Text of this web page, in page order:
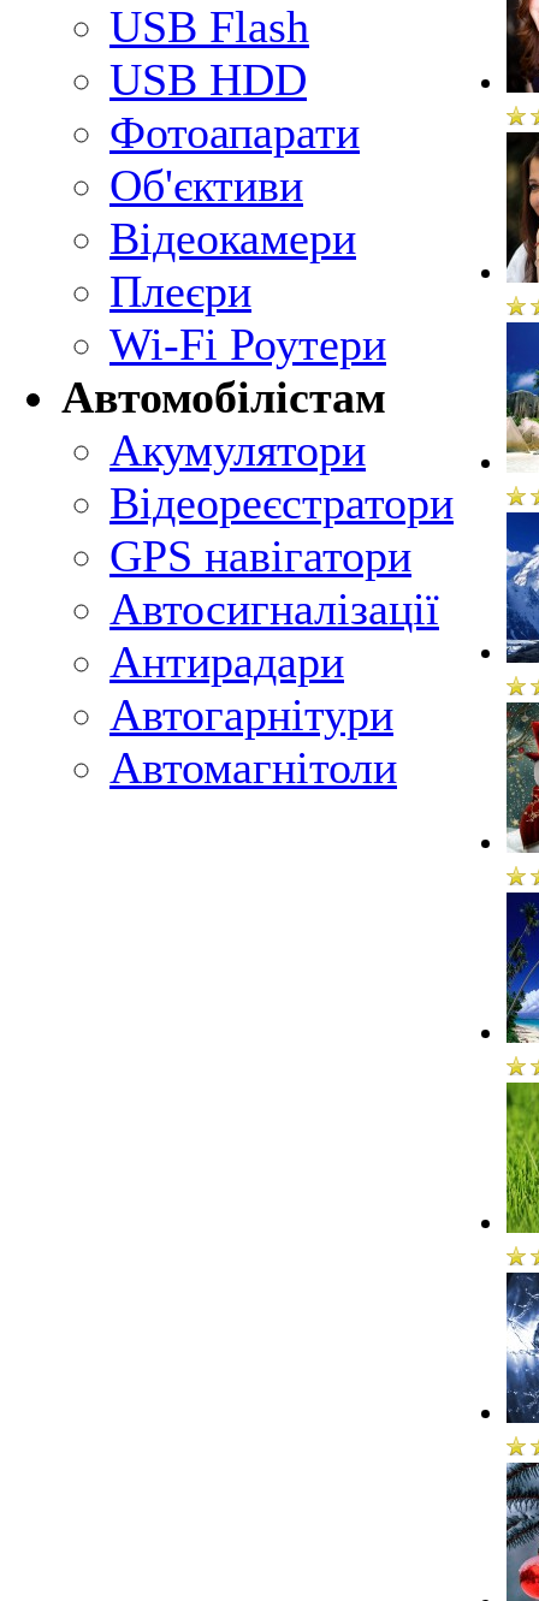
USB Flash
USB HDD
Фотоапарати
Об'єктиви
Відеокамери
Плеєри
Wi-Fi Роутери
Автомобілістам
Акумулятори
Відеореєстратори
GPS навігатори
Автосигналізації
Антирадари
Автогарнітури
Автомагнітоли